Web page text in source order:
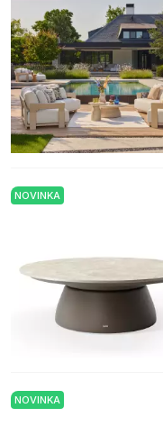
NOVINKA
NOVINKA